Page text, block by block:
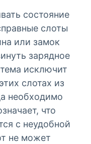
состояние
слоты
или замок
зарядное
исключит
слотах из
необходимо
что
с неудобной
не может